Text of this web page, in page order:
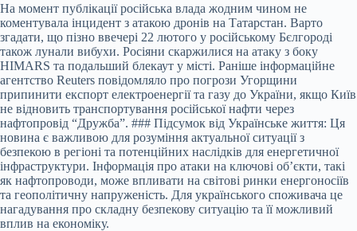
На момент публікації російська влада жодним чином не
коментувала інцидент з атакою дронів на Татарстан. Варто
згадати, що пізно ввечері 22 лютого у російському Бєлгороді
також лунали вибухи. Росіяни скаржилися на атаку з боку
HIMARS та подальший блекаут у місті. Раніше інформаційне
агентство Reuters повідомляло про погрози Угорщини
припинити експорт електроенергії та газу до України, якщо Київ
не відновить транспортування російської нафти через
нафтопровід “Дружба”. ### Підсумок від Українське життя: Ця
новина є важливою для розуміння актуальної ситуації з
безпекою в регіоні та потенційних наслідків для енергетичної
інфраструктури. Інформація про атаки на ключові об’єкти, такі
як нафтопроводи, може впливати на світові ринки енергоносіїв
та геополітичну напруженість. Для українського споживача це
нагадування про складну безпекову ситуацію та її можливий
вплив на економіку.